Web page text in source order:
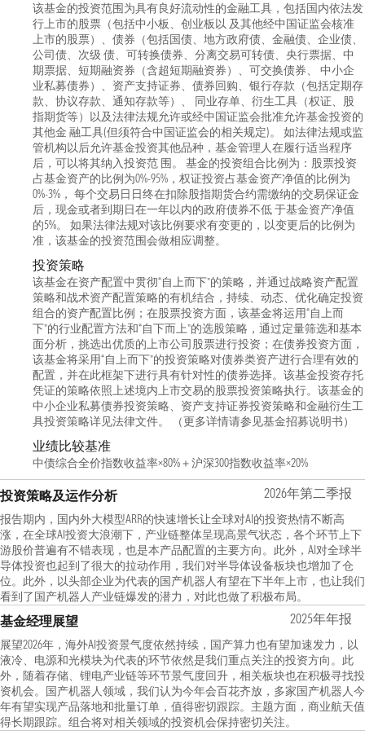
该基金的投资范围为具有良好流动性的金融工具，包括国内依法发
行上市的股票（包括中小板、创业板以 及其他经中国证监会核准
上市的股票）、债券（包括国债、地方政府债、金融债、企业债、
公司债、次级 债、可转换债券、分离交易可转债、央行票据、中
期票据、短期融资券（含超短期融资券）、可交换债券、 中小企
业私募债券）、资产支持证券、债券回购、银行存款（包括定期存
款、协议存款、通知存款等）、 同业存单、衍生工具（权证、股
指期货等）以及法律法规允许或经中国证监会批准允许基金投资的
其他金 融工具(但须符合中国证监会的相关规定)。 如法律法规或监
管机构以后允许基金投资其他品种，基金管理人在履行适当程序
后，可以将其纳入投资范 围。 基金的投资组合比例为：股票投资
占基金资产的比例为0%-95%，权证投资占基金资产净值的比例为
0%-3%， 每个交易日日终在扣除股指期货合约需缴纳的交易保证金
后，现金或者到期日在一年以内的政府债券不低 于基金资产净值
的5%。 如果法律法规对该比例要求有变更的，以变更后的比例为
准，该基金的投资范围会做相应调整。
投资策略
该基金在资产配置中贯彻“自上而下”的策略，并通过战略资产配置
策略和战术资产配置策略的有机结合，持续、动态、优化确定投资
组合的资产配置比例；在股票投资方面，该基金将运用“自上而
下”的行业配置方法和“自下而上”的选股策略，通过定量筛选和基本
面分析，挑选出优质的上市公司股票进行投资；在债券投资方面，
该基金将采用“自上而下”的投资策略对债券类资产进行合理有效的
配置，并在此框架下进行具有针对性的债券选择。该基金投资存托
凭证的策略依照上述境内上市交易的股票投资策略执行。该基金的
中小企业私募债券投资策略、资产支持证券投资策略和金融衍生工
具投资策略详见法律文件。 （更多详情请参见基金招募说明书）
业绩比较基准
中债综合全价指数收益率×80%＋沪深300指数收益率×20%
投资策略及运作分析 2026年第二季报
报告期内，国内外大模型ARR的快速增长让全球对AI的投资热情不断高
涨，在全球AI投资大浪潮下，产业链整体呈现高景气状态，各个环节上下
游股价普遍有不错表现，也是本产品配置的主要方向。此外，AI对全球半
导体投资也起到了很大的拉动作用，我们对半导体设备板块也增加了仓
位。此外，以头部企业为代表的国产机器人有望在下半年上市，也让我们
看到了国产机器人产业链爆发的潜力，对此也做了积极布局。
基金经理展望 2025年年报
展望2026年，海外AI投资景气度依然持续，国产算力也有望加速发力，以
液冷、电源和光模块为代表的环节依然是我们重点关注的投资方向。此
外，随着存储、锂电产业链等环节景气度回升，相关板块也在积极寻找投
资机会。国产机器人领域，我们认为今年会百花齐放，多家国产机器人今
年有望实现产品落地和批量订单，值得密切跟踪。主题方面，商业航天值
得长期跟踪。组合将对相关领域的投资机会保持密切关注。